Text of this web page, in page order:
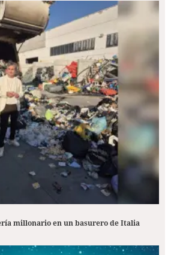
millonario en un basurero de Italia